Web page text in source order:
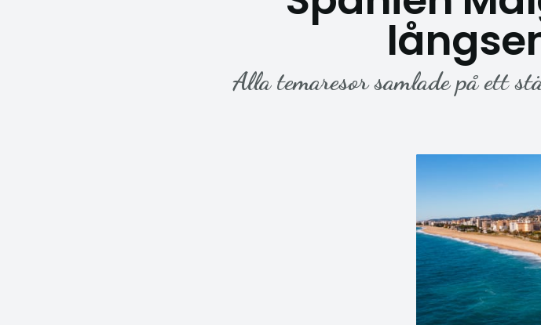
Alla temaresor samlade på ett